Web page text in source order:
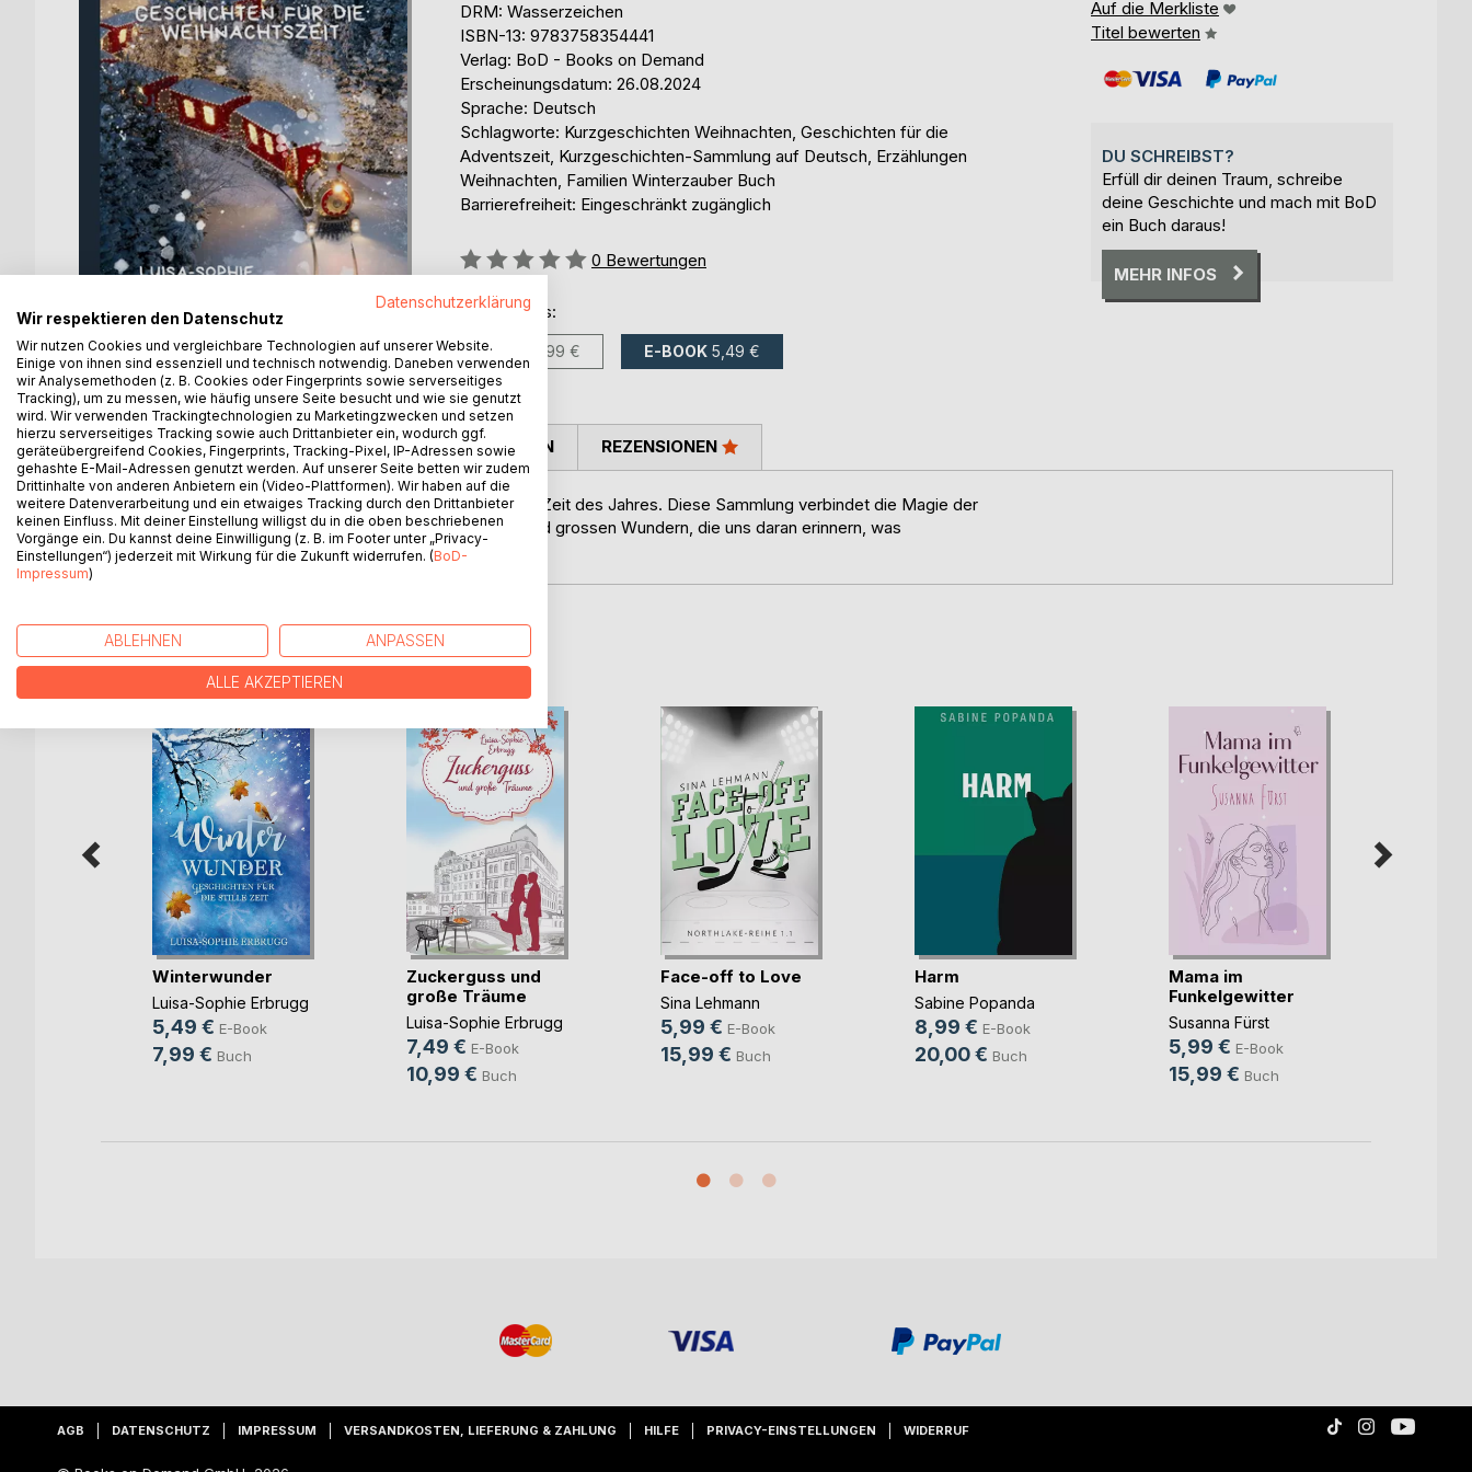
DRM: Wasserzeichen
ISBN-13: 9783758354441
Verlag: BoD - Books on Demand
Erscheinungsdatum: 26.08.2024
Sprache: Deutsch
Schlagworte: Kurzgeschichten Weihnachten, Geschichten für die
Adventszeit, Kurzgeschichten-Sammlung auf Deutsch, Erzählungen
Weihnachten, Familien Winterzauber Buch
Barrierefreiheit: Eingeschränkt zugänglich
Bewertung::
0 Bewertungen
erhältlich als:
BUCH 7,99 € E-BOOK 5,49 €
Auf die Merkliste
Titel bewerten
DU SCHREIBST?
Erfüll dir deinen Traum, schreibe
deine Geschichte und mach mit BoD
ein Buch daraus!
MEHR INFOS
BESCHREIBUNG
Winterzauber. Magische Kurzgeschichten zur schönsten Zeit des Jahres. Diese Sammlung verbindet die Magie der
Feiertage mit tiefen Emotionen und erzählt von kleinen und grossen Wundern, die uns daran erinnern, was
Weihnachten wirklich bedeutet.
AUTOR/IN PRESSESTIMMEN REZENSIONEN
WEITERE TITEL BEIBoD
Winterwunder
Luisa-Sophie Erbrugg
5,49 € E-Book
7,99 € Buch
Zuckerguss und
große Träume
Luisa-Sophie Erbrugg
7,49 € E-Book
10,99 € Buch
Face-off to Love
Sina Lehmann
5,99 € E-Book
15,99 € Buch
Harm
Sabine Popanda
8,99 € E-Book
20,00 € Buch
Mama im
Funkelgewitter
Susanna Fürst
5,99 € E-Book
15,99 € Buch
AGB DATENSCHUTZ IMPRESSUM VERSANDKOSTEN, LIEFERUNG & ZAHLUNG HILFE PRIVACY-EINSTELLUNGEN WIDERRUF
Datenschutzerklärung
Wir respektieren den Datenschutz
Wir nutzen Cookies und vergleichbare Technologien auf unserer Website.
Einige von ihnen sind essenziell und technisch notwendig. Daneben verwenden
wir Analysemethoden (z. B. Cookies oder Fingerprints sowie serverseitiges
Tracking), um zu messen, wie häufig unsere Seite besucht und wie sie genutzt
wird. Wir verwenden Trackingtechnologien zu Marketingzwecken und setzen
hierzu serverseitiges Tracking sowie auch Drittanbieter ein, wodurch ggf.
geräteübergreifend Cookies, Fingerprints, Tracking-Pixel, IP-Adressen sowie
gehashte E-Mail-Adressen genutzt werden. Auf unserer Seite betten wir zudem
Drittinhalte von anderen Anbietern ein (Video-Plattformen). Wir haben auf die
weitere Datenverarbeitung und ein etwaiges Tracking durch den Drittanbieter
keinen Einfluss. Mit deiner Einstellung willigst du in die oben beschriebenen
Vorgänge ein. Du kannst deine Einwilligung (z. B. im Footer unter „Privacy-
Einstellungen“) jederzeit mit Wirkung für die Zukunft widerrufen. (BoD-
Impressum)
ABLEHNEN ANPASSEN
ALLE AKZEPTIEREN